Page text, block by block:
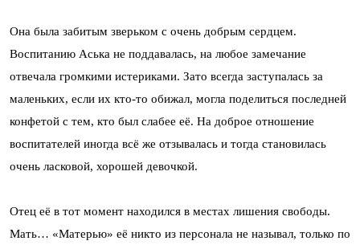
Она была забитым зверьком с очень добрым сердцем.
Воспитанию Аська не поддавалась, на любое замечание
отвечала громкими истериками. Зато всегда заступалась за
маленьких, если их кто-то обижал, могла поделиться последней
конфетой с тем, кто был слабее её. На доброе отношение
воспитателей иногда всё же отзывалась и тогда становилась
очень ласковой, хорошей девочкой.
Отец её в тот момент находился в местах лишения свободы.
Мать… «Матерью» её никто из персонала не называл, только по